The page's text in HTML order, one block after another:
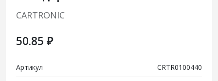
CARTRONIC
50.85 ₽
Артикул CRTR0100440